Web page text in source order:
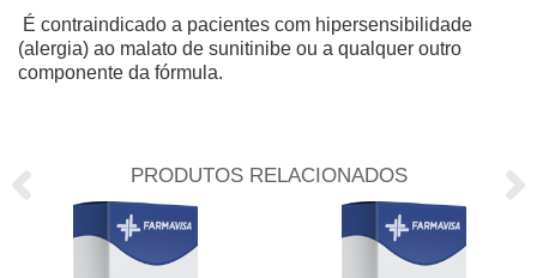
É contraindicado a pacientes com hipersensibilidade
(alergia) ao malato de sunitinibe ou a qualquer outro
componente da fórmula.
PRODUTOS RELACIONADOS